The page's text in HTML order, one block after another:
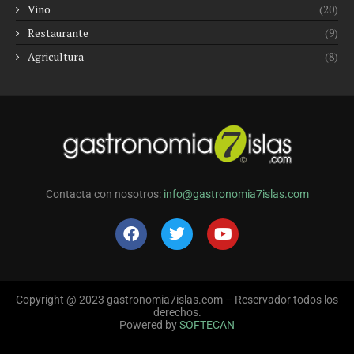
Vino
(20)
Restaurante
(9)
Agricultura
(8)
Contacta con nosotros: info@gastronomia7islas.com
Copyright @ 2023 gastronomia7islas.com – Reservador todos los
derechos.
Powered bySOFTECAN